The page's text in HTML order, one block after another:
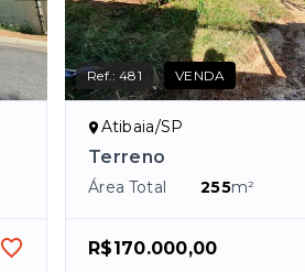
Ref.:481 VENDA
Atibaia/SP
Terreno
Área Total 255m²
R$170.000,00